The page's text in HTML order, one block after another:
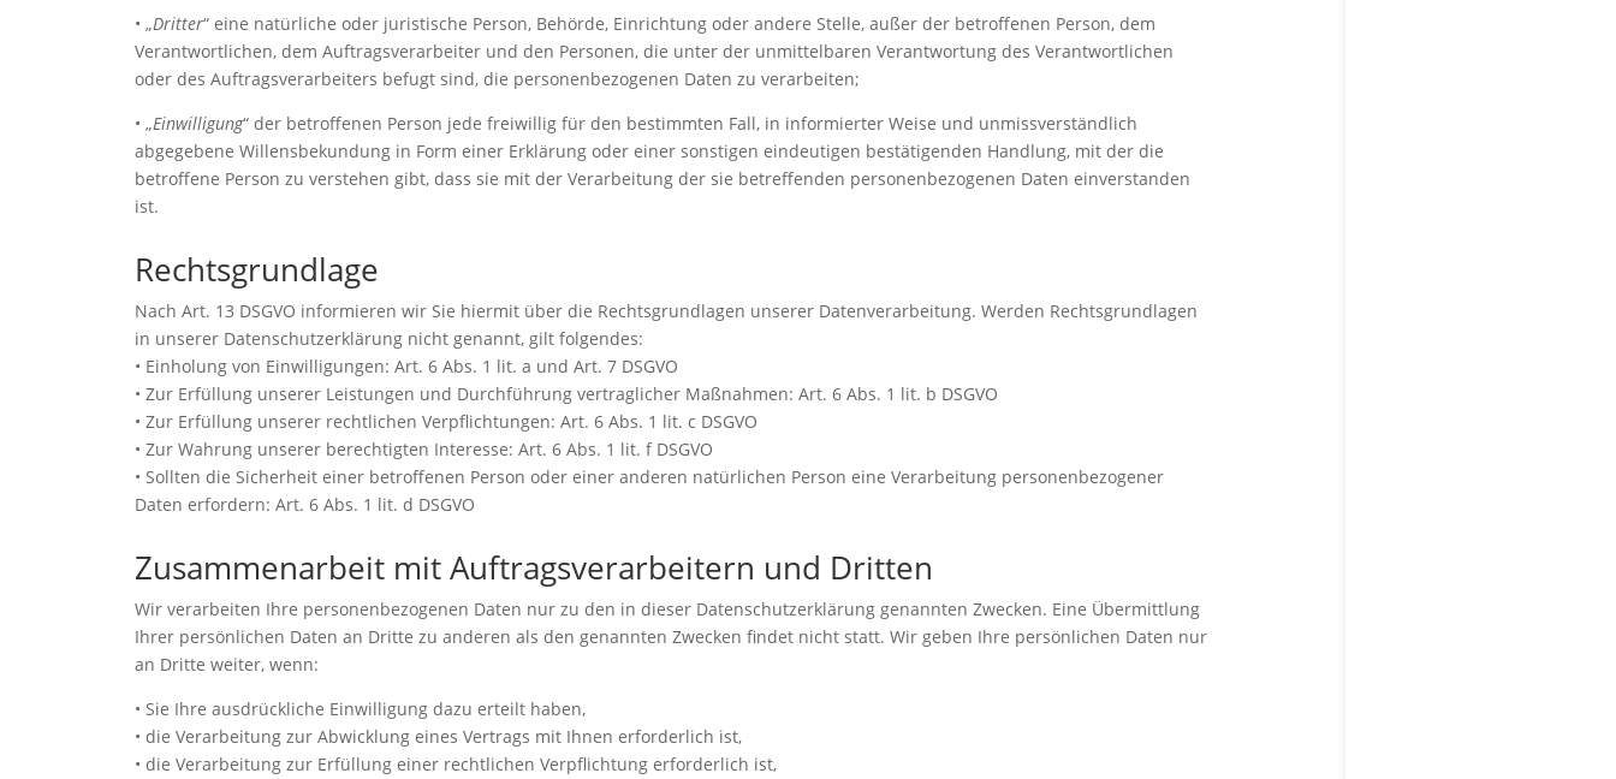
• „Dritter“ eine natürliche oder juristische Person, Behörde, Einrichtung oder andere Stelle, außer der betroffenen Person, dem
Verantwortlichen, dem Auftragsverarbeiter und den Personen, die unter der unmittelbaren Verantwortung des Verantwortlichen
oder des Auftragsverarbeiters befugt sind, die personenbezogenen Daten zu verarbeiten;
• „Einwilligung“ der betroffenen Person jede freiwillig für den bestimmten Fall, in informierter Weise und unmissverständlich
abgegebene Willensbekundung in Form einer Erklärung oder einer sonstigen eindeutigen bestätigenden Handlung, mit der die
betroffene Person zu verstehen gibt, dass sie mit der Verarbeitung der sie betreffenden personenbezogenen Daten einverstanden
ist.
Rechtsgrundlage
Nach Art. 13 DSGVO informieren wir Sie hiermit über die Rechtsgrundlagen unserer Datenverarbeitung. Werden Rechtsgrundlagen
in unserer Datenschutzerklärung nicht genannt, gilt folgendes:
• Einholung von Einwilligungen: Art. 6 Abs. 1 lit. a und Art. 7 DSGVO
• Zur Erfüllung unserer Leistungen und Durchführung vertraglicher Maßnahmen: Art. 6 Abs. 1 lit. b DSGVO
• Zur Erfüllung unserer rechtlichen Verpflichtungen: Art. 6 Abs. 1 lit. c DSGVO
• Zur Wahrung unserer berechtigten Interesse: Art. 6 Abs. 1 lit. f DSGVO
• Sollten die Sicherheit einer betroffenen Person oder einer anderen natürlichen Person eine Verarbeitung personenbezogener
Daten erfordern: Art. 6 Abs. 1 lit. d DSGVO
Zusammenarbeit mit Auftragsverarbeitern und Dritten
Wir verarbeiten Ihre personenbezogenen Daten nur zu den in dieser Datenschutzerklärung genannten Zwecken. Eine Übermittlung
Ihrer persönlichen Daten an Dritte zu anderen als den genannten Zwecken findet nicht statt. Wir geben Ihre persönlichen Daten nur
an Dritte weiter, wenn:
• Sie Ihre ausdrückliche Einwilligung dazu erteilt haben,
• die Verarbeitung zur Abwicklung eines Vertrags mit Ihnen erforderlich ist,
• die Verarbeitung zur Erfüllung einer rechtlichen Verpflichtung erforderlich ist,